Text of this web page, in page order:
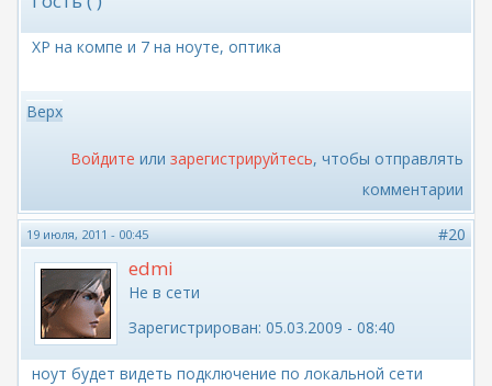
XP на компе и 7 на ноуте, оптика
Верх
Войдите или зарегистрируйтесь, чтобы отправлять
комментарии
19 июля, 2011 - 00:45 #20
edmi
Не в сети
Зарегистрирован: 05.03.2009 - 08:40
ноут будет видеть подключение по локальной сети